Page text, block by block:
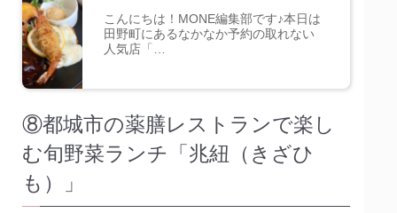
こんにちは！MONE編集部です♪本日は
田野町にあるなかなか予約の取れない
人気店「…
⑧都城市の薬膳レストランで楽し
む旬野菜ランチ「兆紐（きざひ
も）」